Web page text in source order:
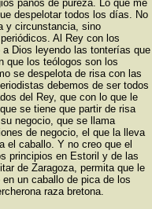
paños de pureza. Lo que me
despelotar todos los días. No
y circunstancia, sino
Al Rey con los
Dios leyendo las tonterías que
que los teólogos son los
se despelota de risa con las
debemos de ser todos
del Rey, que con lo que le
se tiene que partir de risa
negocio, que se llama
de negocio, el que la lleva
el caballo. Y no creo que el
principios en Estoril y de las
de Zaragoza, permita que le
un caballo de pica de los
raza bretona.